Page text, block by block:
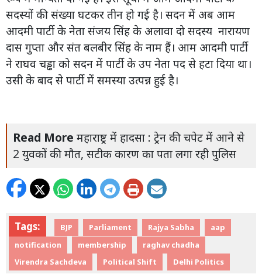
सदस्यों की संख्या घटकर तीन हो गई है। सदन में अब आम
आदमी पार्टी के नेता संजय सिंह के अलावा दो सदस्य नारायण
दास गुप्ता और संत बलबीर सिंह के नाम हैं। आम आदमी पार्टी
ने राघव चड्ढा को सदन में पार्टी के उप नेता पद से हटा दिया था।
उसी के बाद से पार्टी में समस्या उत्पन्न हुई है।
Read More महाराष्ट्र में हादसा : ट्रेन की चपेट में आने से
2 युवकों की मौत, सटीक कारण का पता लगा रही पुलिस
Tags: BJP Parliament Rajya Sabha
aap
notification
membership
raghav chadha
Virendra Sachdeva
Political Shift Delhi Politics